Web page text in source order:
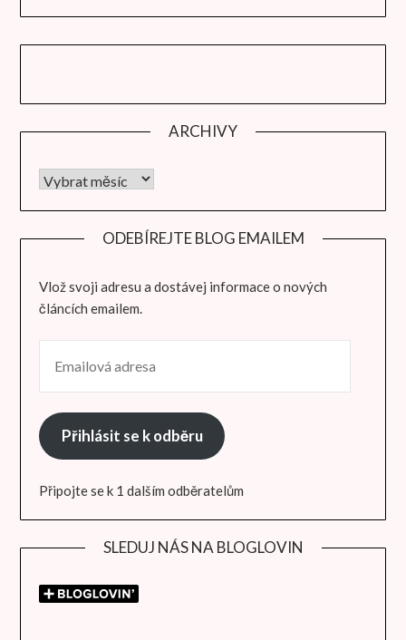
ARCHIVY
Archivy
ODEBÍREJTE BLOG EMAILEM
Vlož svoji adresu a dostávej informace o nových
článcích emailem.
Přihlásit se k odběru
Připojte se k 1 dalším odběratelům
SLEDUJ NÁS NA BLOGLOVIN